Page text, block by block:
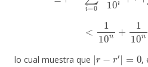
10 10
lo cual muestra que
| |=
,